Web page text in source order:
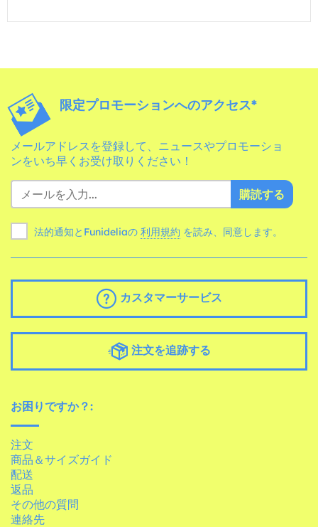
限定プロモーションへのアクセス*
メールアドレスを登録して、ニュースやプロモーショ
ンをいち早くお受け取りください！
購読する
法的通知とFunideliaの 利用規約 を読み、同意します。
カスタマーサービス
注文を追跡する
お困りですか？:
注文
商品＆サイズガイド
配送
返品
その他の質問
連絡先